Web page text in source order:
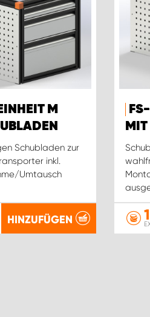
M
Schubladen zur
inkl.
Umtausch
HINZUFÜGEN